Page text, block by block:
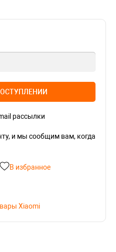
рассылки
и мы сообщим вам, когда
В избранное
Xiaomi